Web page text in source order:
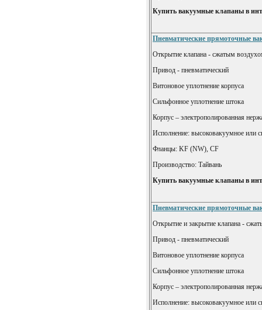
Купить вакуумные клапаны в
Пневматические прямоточные
Открытие клапана - сжатым
Привод - пневматический
Витоновое уплотнение корпуса
Сильфонное уплотнение штока
Корпус – электрополированная
Исполнение: высоковакуумное или
Фланцы: KF (NW), CF
Производство: Тайвань
Купить вакуумные клапаны в
Пневматические прямоточные
Открытие и закрытие клапана -
Привод - пневматический
Витоновое уплотнение корпуса
Сильфонное уплотнение штока
Корпус – электрополированная
Исполнение: высоковакуумное или